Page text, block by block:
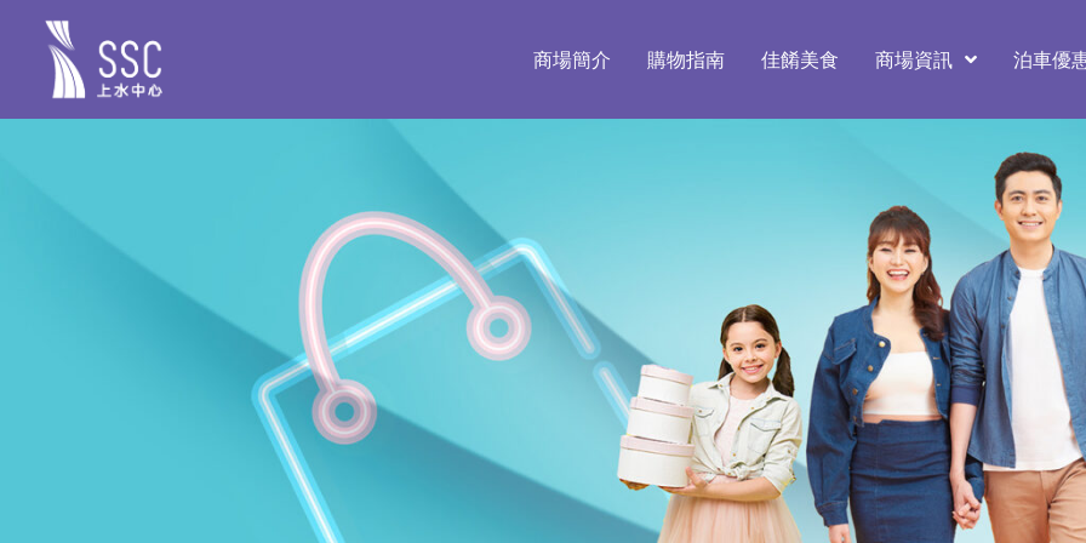
商場簡介 購物指南 佳餚美食 商場資訊 泊車優